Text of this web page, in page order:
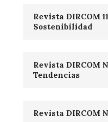
Revista DIRCOM
Sostenibilidad
Revista DIRCOM
Tendencias
Revista DIRCOM